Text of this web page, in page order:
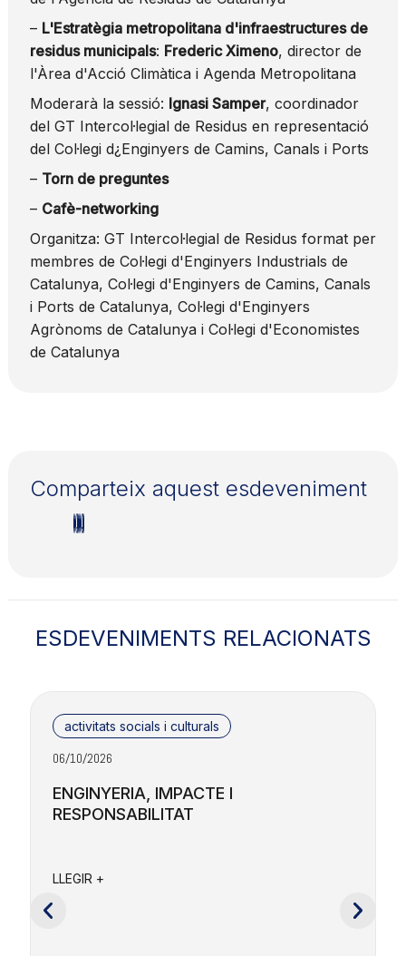
– L'Estratègia metropolitana d'infraestructures de
residus municipals: Frederic Ximeno, director de
l'Àrea d'Acció Climàtica i Agenda Metropolitana
Moderarà la sessió: Ignasi Samper, coordinador
del GT Intercol·legial de Residus en representació
del Col·legi d¿Enginyers de Camins, Canals i Ports
– Torn de preguntes
– Cafè-networking
Organitza: GT Intercol·legial de Residus format per
membres de Col·legi d'Enginyers Industrials de
Catalunya, Col·legi d'Enginyers de Camins, Canals
i Ports de Catalunya, Col·legi d'Enginyers
Agrònoms de Catalunya i Col·legi d'Economistes
de Catalunya
Comparteix aquest esdeveniment
ESDEVENIMENTS RELACIONATS
activitats socials i culturals
06/10/2026
ENGINYERIA, IMPACTE I
RESPONSABILITAT
LLEGIR +